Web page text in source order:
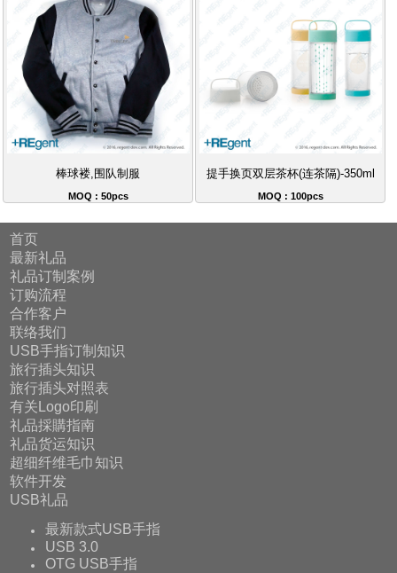
棒球褛,围队制服
MOQ : 50pcs
提手换页双层茶杯(连茶隔)-350ml
MOQ : 100pcs
首页
最新礼品
礼品订制案例
订购流程
合作客户
联络我们
USB手指订制知识
旅行插头知识
旅行插头对照表
有关Logo印刷
礼品採購指南
礼品货运知识
超细纤维毛巾知识
软件开发
USB礼品
最新款式USB手指
USB 3.0
OTG USB手指